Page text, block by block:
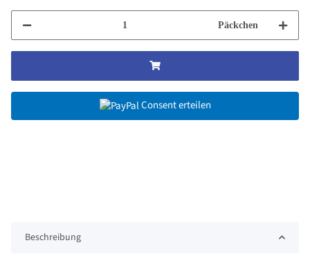
Päckchen
Consent erteilen
Beschreibung